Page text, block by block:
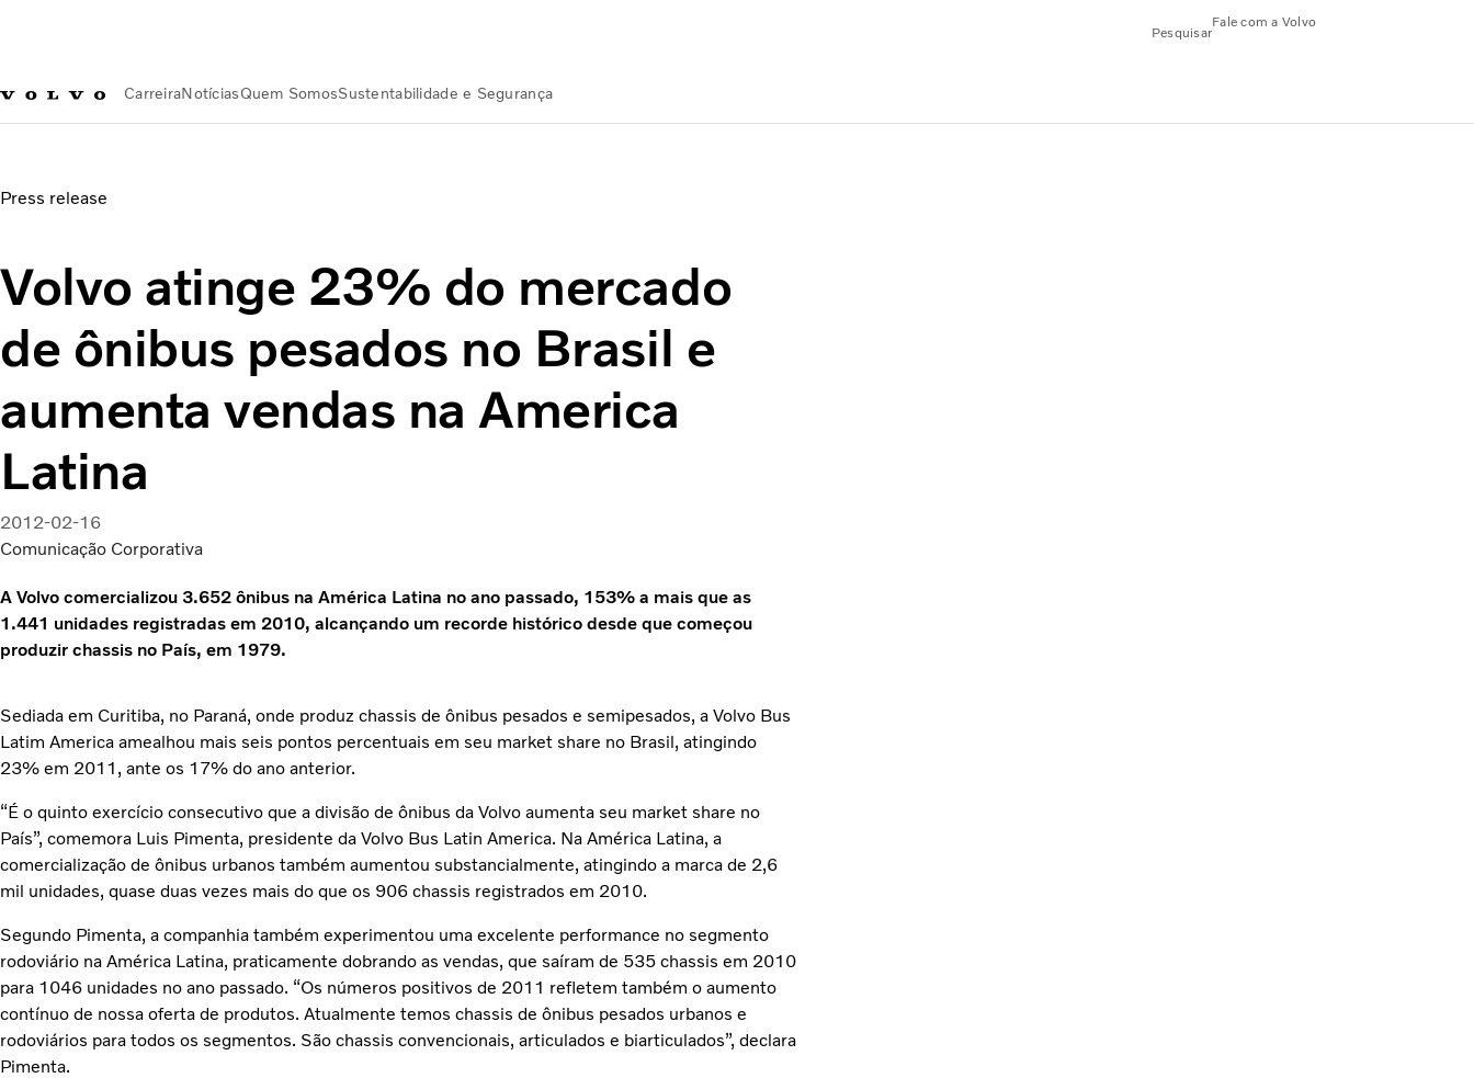
Pesquisar
Fale com a Volvo
CarreiraNotíciasQuem SomosSustentabilidade e Segurança
Press release
Volvo atinge 23% do mercado
de ônibus pesados no Brasil e
aumenta vendas na America
Latina
2012-02-16
Comunicação Corporativa
A Volvo comercializou 3.652 ônibus na América Latina no ano passado, 153% a mais que as
1.441 unidades registradas em 2010, alcançando um recorde histórico desde que começou
produzir chassis no País, em 1979.
Sediada em Curitiba, no Paraná, onde produz chassis de ônibus pesados e semipesados, a Volvo Bus
Latim America amealhou mais seis pontos percentuais em seu market share no Brasil, atingindo
23% em 2011, ante os 17% do ano anterior.
“É o quinto exercício consecutivo que a divisão de ônibus da Volvo aumenta seu market share no
País”, comemora Luis Pimenta, presidente da Volvo Bus Latin America. Na América Latina, a
comercialização de ônibus urbanos também aumentou substancialmente, atingindo a marca de 2,6
mil unidades, quase duas vezes mais do que os 906 chassis registrados em 2010.
Segundo Pimenta, a companhia também experimentou uma excelente performance no segmento
rodoviário na América Latina, praticamente dobrando as vendas, que saíram de 535 chassis em 2010
para 1046 unidades no ano passado. “Os números positivos de 2011 refletem também o aumento
contínuo de nossa oferta de produtos. Atualmente temos chassis de ônibus pesados urbanos e
rodoviários para todos os segmentos. São chassis convencionais, articulados e biarticulados”, declara
Pimenta.